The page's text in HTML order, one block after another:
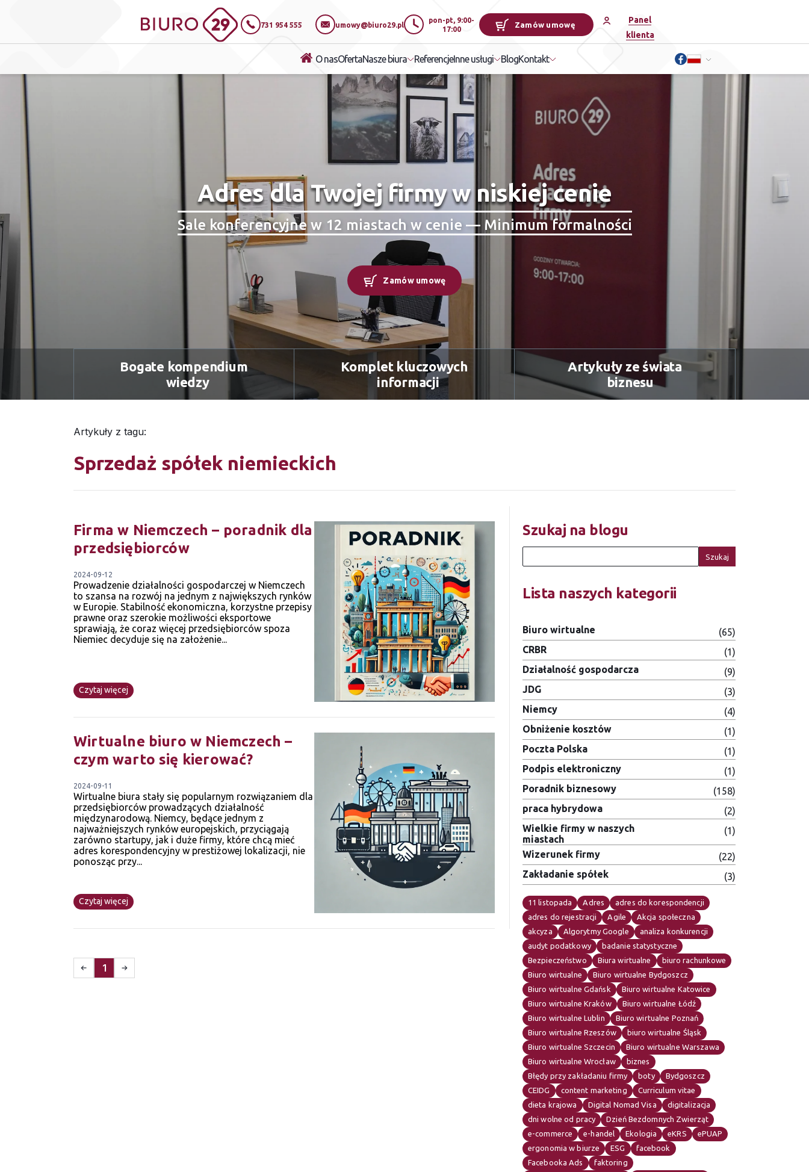
731 954 555 umowy@biuro29.pl
pon-pt, 9:00-
17:00
Zamów umowę
Panel
klienta
O nasOfertaNasze biura ReferencjeInne usługi BlogKontakt
Adres dla Twojej firmy w niskiej cenie
Sale konferencyjne w 12 miastach w cenie — Minimum formalności
Bogate kompendium
wiedzy
Komplet kluczowych
informacji
Artykuły ze świata
biznesu
Zamów umowę
Artykuły z tagu:
Sprzedaż spółek niemieckich
Firma w Niemczech – poradnik dla
przedsiębiorców
2024-09-12
Prowadzenie działalności gospodarczej w Niemczech
to szansa na rozwój na jednym z największych rynków
w Europie. Stabilność ekonomiczna, korzystne przepisy
prawne oraz szerokie możliwości eksportowe
sprawiają, że coraz więcej przedsiębiorców spoza
Niemiec decyduje się na założenie...
Czytaj więcej
Wirtualne biuro w Niemczech –
czym warto się kierować?
2024-09-11
Wirtualne biura stały się popularnym rozwiązaniem dla
przedsiębiorców prowadzących działalność
międzynarodową. Niemcy, będące jednym z
najważniejszych rynków europejskich, przyciągają
zarówno startupy, jak i duże firmy, które chcą mieć
adres korespondencyjny w prestiżowej lokalizacji, nie
ponosząc przy...
Czytaj więcej
1
Szukaj na blogu
Szukaj
Lista naszych kategorii
Biuro wirtualne
(65)
CRBR
(1)
Działalność gospodarcza
(9)
JDG
(3)
Niemcy
(4)
Obniżenie kosztów
(1)
Poczta Polska
(1)
Podpis elektroniczny
(1)
Poradnik biznesowy
(158)
praca hybrydowa
(2)
Wielkie firmy w naszych
miastach
(1)
Wizerunek firmy
(22)
Zakładanie spółek
(3)
11 listopada Adres
adres do korespondencji
adres do rejestracji
Agile
Akcja społeczna
akcyza
Algorytmy Google
analiza konkurencji
audyt podatkowy
badanie statystyczne
Bezpieczeństwo
Biura wirtualne
biuro rachunkowe
Biuro wirtualne
Biuro wirtualne Bydgoszcz
Biuro wirtualne Gdańsk
Biuro wirtualne Katowice
Biuro wirtualne Kraków
Biuro wirtualne Łódź
Biuro wirtualne Lublin
Biuro wirtualne Poznań
Biuro wirtualne Rzeszów
biuro wirtualne Śląsk
Biuro wirtualne Szczecin
Biuro wirtualne Warszawa
Biuro wirtualne Wrocław
biznes
Błędy przy zakładaniu firmy
boty
Bydgoszcz
CEIDG
content marketing
Curriculum vitae
dieta krajowa
Digital Nomad Visa
digitalizacja
dni wolne od pracy
Dzień Bezdomnych Zwierząt
e-commerce
e-handel Ekologia eKRS
ePUAP
ergonomia w biurze
ESG
facebook
Facebooka Ads
faktoring